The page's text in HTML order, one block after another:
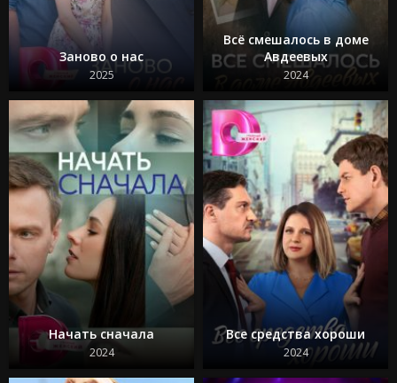
Заново о нас
2025
Всё смешалось в доме
Авдеевых
2024
Начать сначала
2024
Все средства хороши
2024